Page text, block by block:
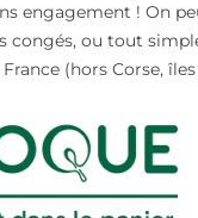
engagement ! On
congés, ou tout
(hors Corse,